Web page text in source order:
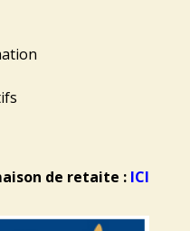
de retaite : ICI